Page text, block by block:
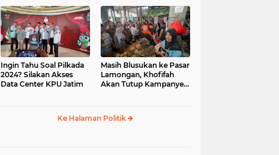
Ingin Tahu Soal Pilkada
2024? Silakan Akses
Data Center KPU Jatim
Masih Blusukan ke Pasar
Lamongan, Khofifah
Akan Tutup Kampanye
Ke Halaman Politik